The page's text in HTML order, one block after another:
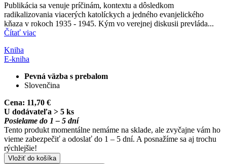
Publikácia sa venuje príčinám, kontextu a dôsledkom
radikalizovania viacerých katolíckych a jedného evanjelického
kňaza v rokoch 1935 - 1945. Kým vo verejnej diskusii prevláda...
Čítať viac
Kniha
E-kniha
Pevná väzba s prebalom
Slovenčina
Cena: 11,70 €
U dodávateľa > 5 ks
Posielame do 1 – 5 dní
Tento produkt momentálne nemáme na sklade, ale zvyčajne vám ho
vieme zabezpečiť a odoslať do 1 – 5 dní. A posnažíme sa aj trochu
rýchlejšie!
Vložiť do košíka